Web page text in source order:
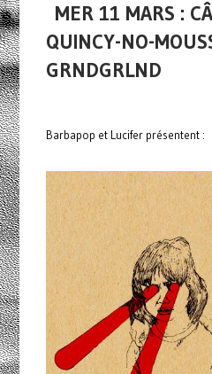
MER 11 MARS :
QUINCY-NO-
GRNDGRLND
Barbapop et Lucifer présentent :